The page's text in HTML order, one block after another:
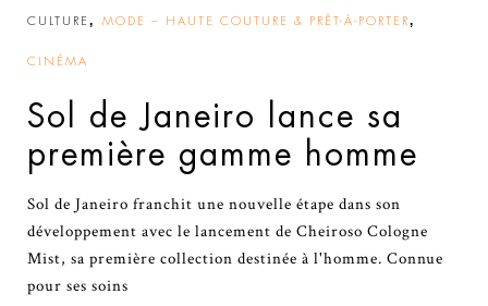
CULTURE , MODE – HAUTE COUTURE & PRÊT-À-PORTER,
CINÉMA
Sol de Janeiro lance sa
première gamme homme
Sol de Janeiro franchit une nouvelle étape dans son
développement avec le lancement de Cheiroso Cologne
Mist, sa première collection destinée à l'homme. Connue
pour ses soins